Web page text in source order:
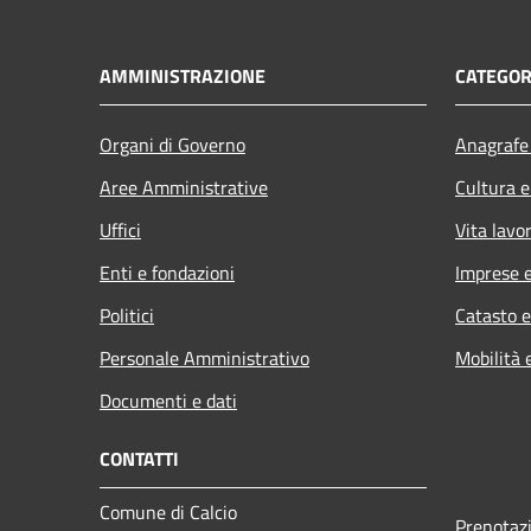
AMMINISTRAZIONE
Organi di Governo
Aree Amministrative
Uffici
Enti e fondazioni
Politici
Personale Amministrativo
Documenti e dati
Cultura
Vita
Imprese
Catasto
Mobilità
CONTATTI
Comune di Calcio